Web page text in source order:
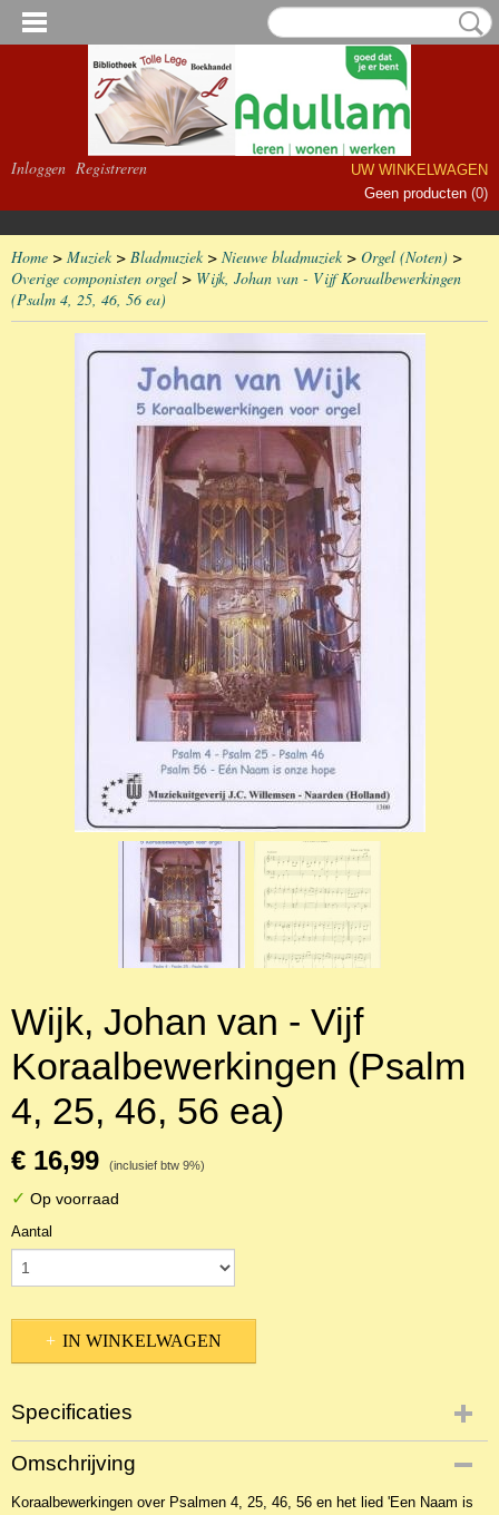
Inloggen Registreren
UW WINKELWAGEN
Geen producten (0)
Home > Muziek> Bladmuziek> Nieuwe bladmuziek> Orgel (Noten) >
Overige componisten orgel > Wijk, Johan van - Vijf Koraalbewerkingen
(Psalm 4, 25, 46, 56 ea)
Wijk, Johan van - Vijf
Koraalbewerkingen (Psalm
4, 25, 46, 56 ea)
€ 16,99 (inclusief btw 9%)
✓ Op voorraad
Aantal
IN WINKELWAGEN
Specificaties
Productcode
NBLNOr-13623
EAN code
Omschrijving
Koraalbewerkingen over Psalmen 4, 25, 46, 56 en het lied 'Een Naam is